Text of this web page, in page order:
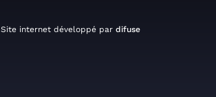
Site internet développé par difuse